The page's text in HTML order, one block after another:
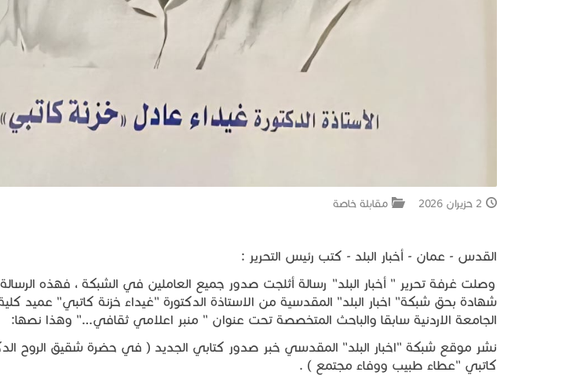
2 حزيران 2026 مقابلة خاصة
القدس - عمان - أخبار البلد - كتب رئيس التحرير :
وصلت غرفة تحرير " أخبار البلد" رسالة أثلجت صدور جميع العاملين في الشبكة ، فهذه
شهادة بحق شبكة" اخبار البلد" المقدسية من الاستاذة الدكتورة "غيداء خزنة كاتبي" عميد
الجامعة الاردنية سابقا والباحث المتخصصة تحت عنوان " منبر اعلامي ثقافي…" وهذا نصها:
نشر موقع شبكة "اخبار البلد" المقدسي خبر صدور كتابي الجديد ( في حضرة شقيق الروح
كاتبي "عطاء طبيب ووفاء مجتمع ) .